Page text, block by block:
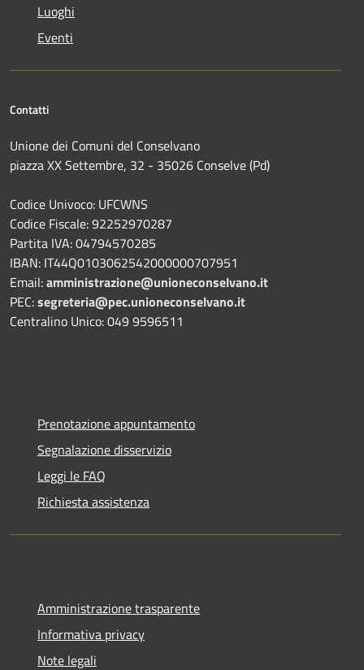
Luoghi
Eventi
Contatti
Unione dei Comuni del Conselvano
piazza XX Settembre, 32 - 35026 Conselve (Pd)
Codice Univoco: UFCWNS
Codice Fiscale: 92252970287
Partita IVA: 04794570285
IBAN: IT44Q0103062542000000707951
Email:amministrazione@unioneconselvano.it
PEC:segreteria@pec.unioneconselvano.it
Centralino Unico: 049 9596511
Prenotazione appuntamento
Segnalazione disservizio
Leggi le FAQ
Richiesta assistenza
Amministrazione trasparente
Informativa privacy
Note legali